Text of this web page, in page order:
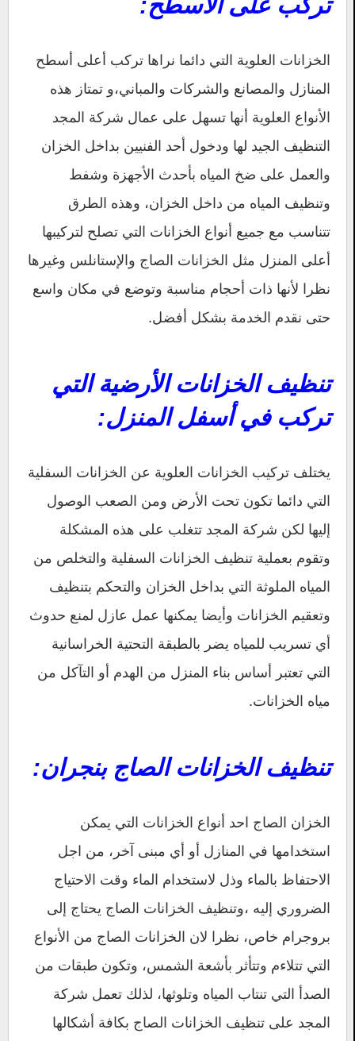
الخزانات العلوية التي دائما نراها تركب أعلى أسطح
المنازل والمصانع والشركات والمباني،و تمتاز هذه
الأنواع العلوية أنها تسهل على عمال شركة المجد
التنظيف الجيد لها ودخول أحد الفنيين بداخل الخزان
والعمل على ضخ المياه بأحدث الأجهزة وشفط
وتنظيف المياه من داخل الخزان، وهذه الطرق
تتناسب مع جميع أنواع الخزانات التي تصلح لتركيبها
أعلى المنزل مثل الخزانات الصاج والإستانلس وغيرها
نظرا لأنها ذات أحجام مناسبة وتوضع في مكان واسع
حتى نقدم الخدمة بشكل أفضل.
تنظيف الخزانات الأرضية التي
تركب في أسفل المنزل:
يختلف تركيب الخزانات العلوية عن الخزانات السفلية
التي دائما تكون تحت الأرض ومن الصعب الوصول
إليها لكن شركة المجد تتغلب على هذه المشكلة
وتقوم بعملية تنظيف الخزانات السفلية والتخلص من
المياه الملوثة التي بداخل الخزان والتحكم بتنظيف
وتعقيم الخزانات وأيضا يمكنها عمل عازل لمنع حدوث
أي تسريب للمياه يضر بالطبقة التحتية الخراسانية
التي تعتبر أساس بناء المنزل من الهدم أو التآكل من
مياه الخزانات.
تنظيف الخزانات الصاج بنجران:
الخزان الصاج احد أنواع الخزانات التي يمكن
استخدامها في المنازل أو أي مبنى آخر، من اجل
الاحتفاظ بالماء وذل لاستخدام الماء وقت الاحتياج
الضروري إليه ،وتنظيف الخزانات الصاج يحتاج إلى
بروجرام خاص، نظرا لان الخزانات الصاج من الأنواع
التي تتلاءم وتتأثر بأشعة الشمس، وتكون طبقات من
الصدأ التي تنتاب المياه وتلوثها، لذلك تعمل شركة
المجد على تنظيف الخزانات الصاج بكافة أشكالها